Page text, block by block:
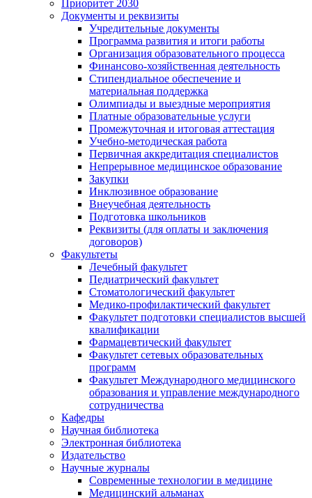
Приоритет 2030
Документы и реквизиты
Учредительные документы
Программа развития и итоги работы
Организация образовательного процесса
Финансово-хозяйственная деятельность
Стипендиальное обеспечение и
материальная поддержка
Олимпиады и выездные мероприятия
Платные образовательные услуги
Промежуточная и итоговая аттестация
Учебно-методическая работа
Первичная аккредитация специалистов
Непрерывное медицинское образование
Закупки
Инклюзивное образование
Внеучебная деятельность
Подготовка школьников
Реквизиты (для оплаты и заключения
договоров)
Факультеты
Лечебный факультет
Педиатрический факультет
Стоматологический факультет
Медико-профилактический факультет
Факультет подготовки специалистов высшей
квалификации
Фармацевтический факультет
Факультет сетевых образовательных
программ
Факультет Международного медицинского
образования и управление международного
сотрудничества
Кафедры
Научная библиотека
Электронная библиотека
Издательство
Научные журналы
Современные технологии в медицине
Медицинский альманах